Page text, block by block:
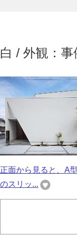
白 / 外観：
正面から見ると、A型
のスリッ...